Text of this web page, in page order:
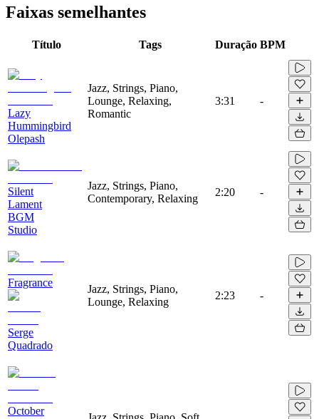
Faixas semelhantes
Título Tags Duração BPM
Lazy
Hummingbird
Olepash
Jazz, Strings, Piano,
Lounge, Relaxing,
Romantic
3:31 -
Silent
Lament
BGM
Studio
Jazz, Strings, Piano,
Contemporary, Relaxing
2:20 -
Fragrance
Serge
Quadrado
Jazz, Strings, Piano,
Lounge, Relaxing
2:23 -
October